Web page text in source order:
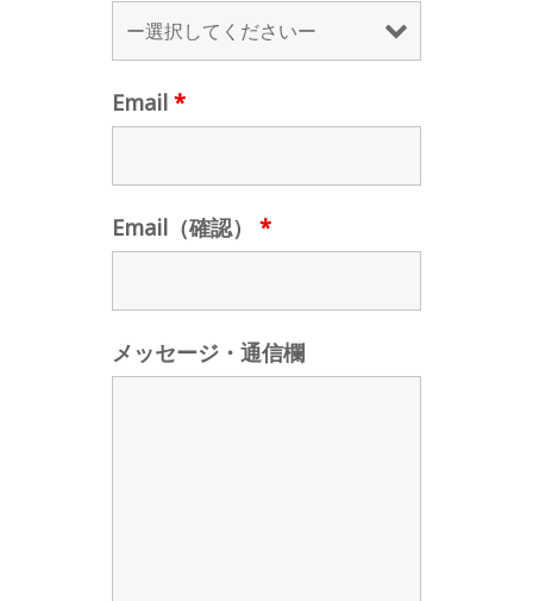
Email *
Email（確認） *
メッセージ・通信欄